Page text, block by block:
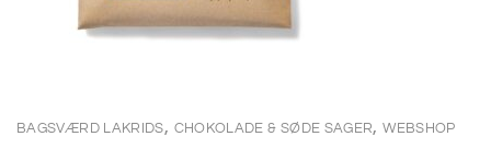
BAGSVÆRD LAKRIDS, CHOKOLADE & SØDE SAGER,WEBSHOP